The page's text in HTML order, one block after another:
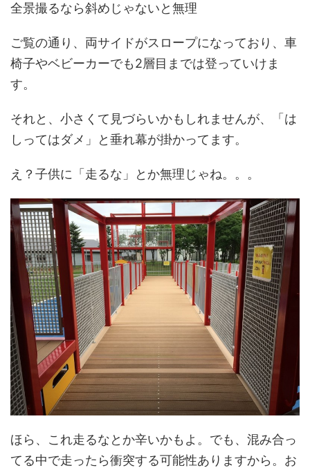
全景撮るなら斜めじゃないと無理
ご覧の通り、両サイドがスロープになっており、車
椅子やベビーカーでも2層目までは登っていけま
す。
それと、小さくて見づらいかもしれませんが、「は
しってはダメ」と垂れ幕が掛かってます。
え？子供に「走るな」とか無理じゃね。。。
ほら、これ走るなとか辛いかもよ。でも、混み合っ
てる中で走ったら衝突する可能性ありますから。お